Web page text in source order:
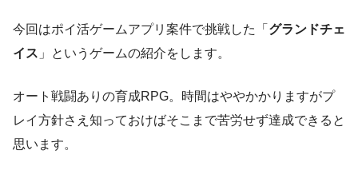
今回はポイ活ゲームアプリ案件で挑戦した「 グランドチェ
イス 」というゲームの紹介をします。
オート戦闘ありの育成RPG。時間はややかかりますがプ
レイ方針さえ知っておけばそこまで苦労せず達成できると
思います。